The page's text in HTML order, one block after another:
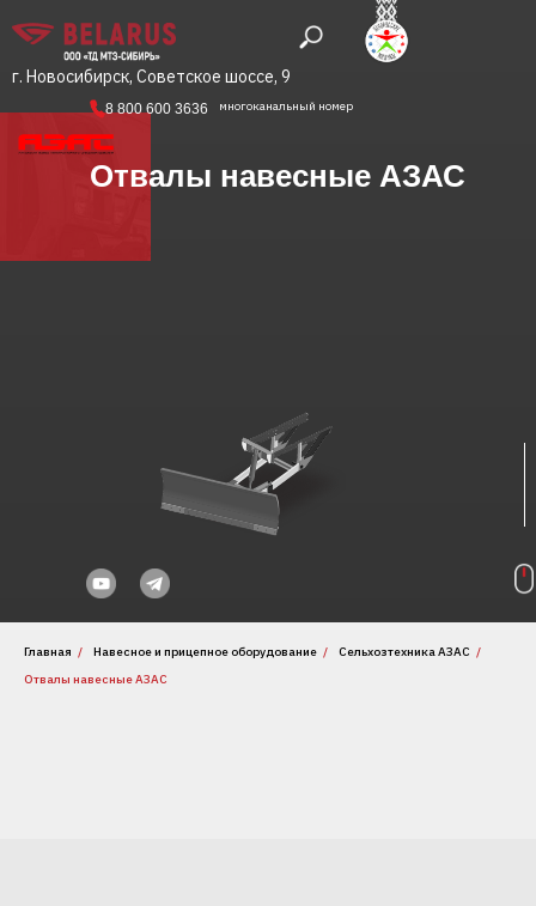
многоканальный номер
8 800 600 3636
г. Новосибирск, Советское шоссе, 9
Отвалы навесные АЗАС
Главная / Навесное и прицепное оборудование / Сельхозтехника АЗАС /
Отвалы навесные АЗАС